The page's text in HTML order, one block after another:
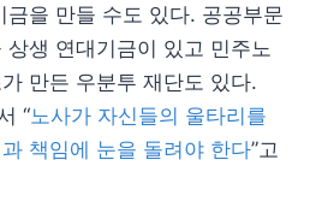
금을 만들 수도 있다. 공공부문
상생 연대기금이 있고 민주노
만든 우분투 재단도 있다.
“노사가 자신들의 울타리를
책임에 눈을 돌려야 한다”고